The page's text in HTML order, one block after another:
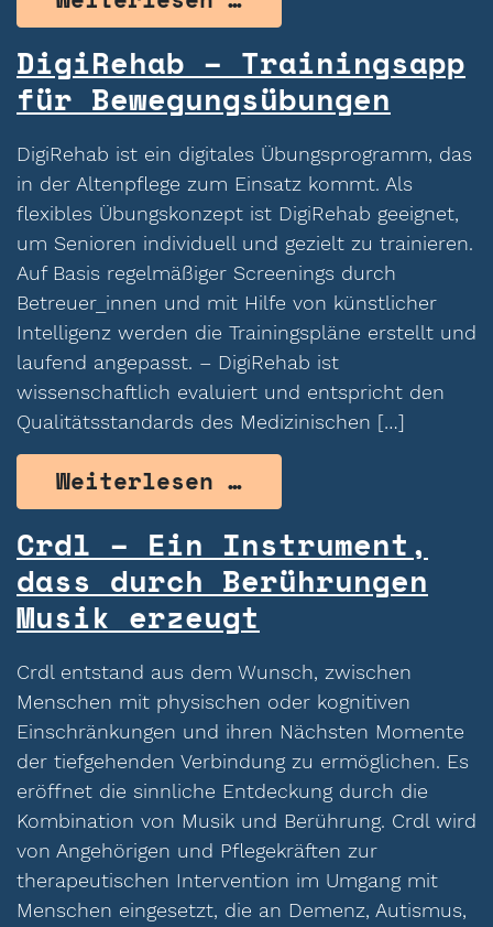
DigiRehab – Trainingsapp
für Bewegungsübungen
DigiRehab ist ein digitales Übungsprogramm, das
in der Altenpflege zum Einsatz kommt. Als
flexibles Übungskonzept ist DigiRehab geeignet,
um Senioren individuell und gezielt zu trainieren.
Auf Basis regelmäßiger Screenings durch
Betreuer_innen und mit Hilfe von künstlicher
Intelligenz werden die Trainingspläne erstellt und
laufend angepasst. – DigiRehab ist
wissenschaftlich evaluiert und entspricht den
Qualitätsstandards des Medizinischen […]
Weiterlesen …from DigiRehab –
Crdl – Ein Instrument,
dass durch Berührungen
Musik erzeugt
Crdl entstand aus dem Wunsch, zwischen
Menschen mit physischen oder kognitiven
Einschränkungen und ihren Nächsten Momente
der tiefgehenden Verbindung zu ermöglichen. Es
eröffnet die sinnliche Entdeckung durch die
Kombination von Musik und Berührung. Crdl wird
von Angehörigen und Pflegekräften zur
therapeutischen Intervention im Umgang mit
Menschen eingesetzt, die an Demenz, Autismus,